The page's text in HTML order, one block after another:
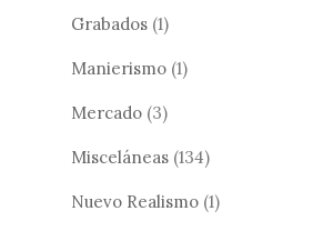
Grabados (1)
Manierismo (1)
Mercado (3)
Misceláneas (134)
Nuevo Realismo (1)